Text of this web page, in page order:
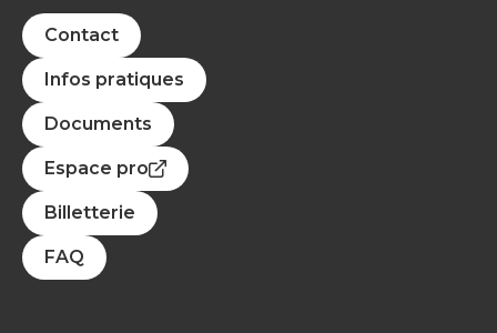
Contact
Infos pratiques
Documents
Espace pro
Billetterie
FAQ